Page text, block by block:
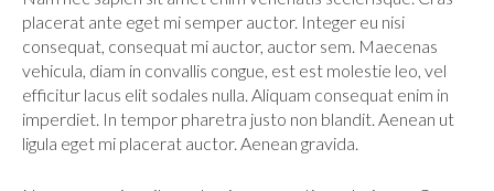
placerat ante eget mi semper auctor. Integer eu nisi
consequat, consequat mi auctor, auctor sem. Maecenas
vehicula, diam in convallis congue, est est molestie leo, vel
efficitur lacus elit sodales nulla. Aliquam consequat enim in
imperdiet. In tempor pharetra justo non blandit. Aenean ut
ligula eget mi placerat auctor. Aenean gravida.